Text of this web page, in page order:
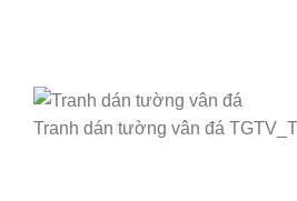
Tranh dán tường vân đá